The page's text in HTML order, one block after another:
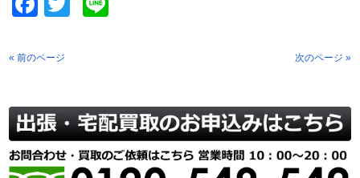
« 前のページ 次のページ »